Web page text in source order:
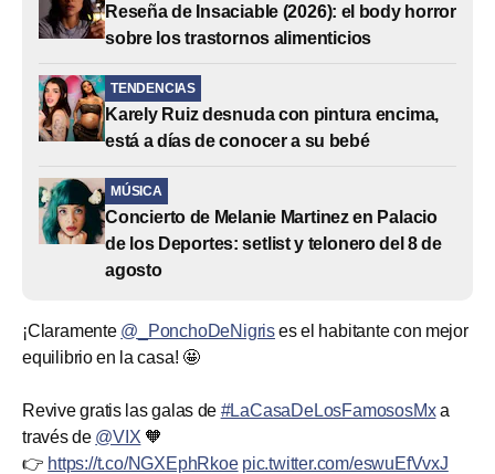
Reseña de Insaciable (2026): el body horror
sobre los trastornos alimenticios
TENDENCIAS
Karely Ruiz desnuda con pintura encima,
está a días de conocer a su bebé
MÚSICA
Concierto de Melanie Martinez en Palacio
de los Deportes: setlist y telonero del 8 de
agosto
¡Claramente @_PonchoDeNigrises el habitante con mejor
equilibrio en la casa! 🤩
Revive gratis las galas de #LaCasaDeLosFamososMxa
través de @VIX 🧡
👉 https://t.co/NGXEphRkoe pic.twitter.com/eswuEfVvxJ